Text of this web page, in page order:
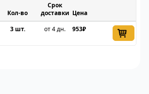
Срок
доставки Цена
3 шт. от 4 дн. 953₽